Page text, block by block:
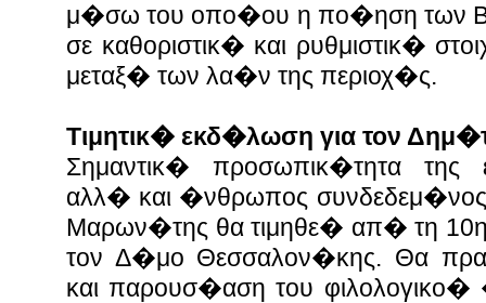
μ�σω του οπο�ου η πο�ηση των
σε καθοριστικ� και ρυθμιστικ�
μεταξ� των λα�ν της περιοχ�ς.
Τιμητικ� εκδ�λωση για τον
Σημαντικ� προσωπικ�τητα της
αλλ� και �νθρωπος
Μαρων�της θα τιμηθε� απ� τη
τον Δ�μο Θεσσαλον�κης. Θα
και παρουσ�αση του φιλολογικο�